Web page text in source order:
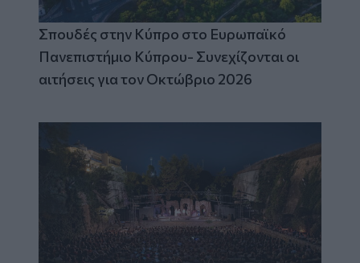
Σπουδές στην Κύπρο στο Ευρωπαϊκό
Πανεπιστήμιο Κύπρου- Συνεχίζονται οι
αιτήσεις για τον Οκτώβριο 2026